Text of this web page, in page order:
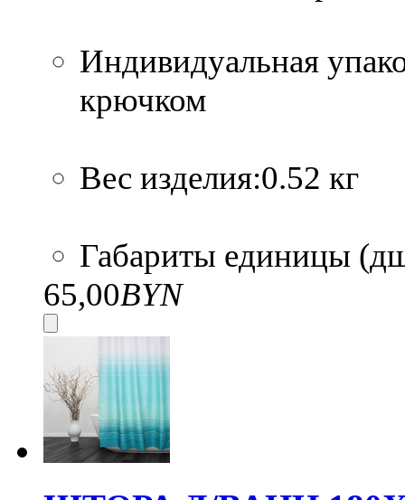
Индивидуальная
крючком
Вес изделия:0.52 кг
Габариты единицы
65,00BYN